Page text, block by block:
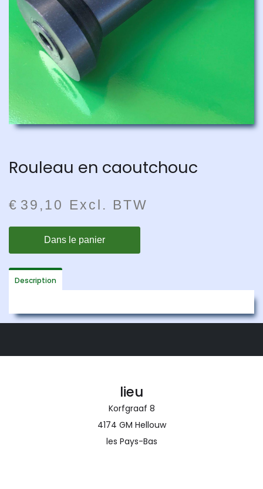
Rouleau en caoutchouc
€ 39 ,10 Excl. BTW
Description
lieu
Korfgraaf 8
4174 GM Hellouw
les Pays-Bas